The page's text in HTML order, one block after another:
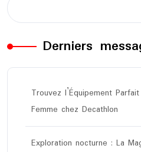
Derniers
Trouvez l’Équipement
Femme chez Decathlon
Exploration nocturne : La